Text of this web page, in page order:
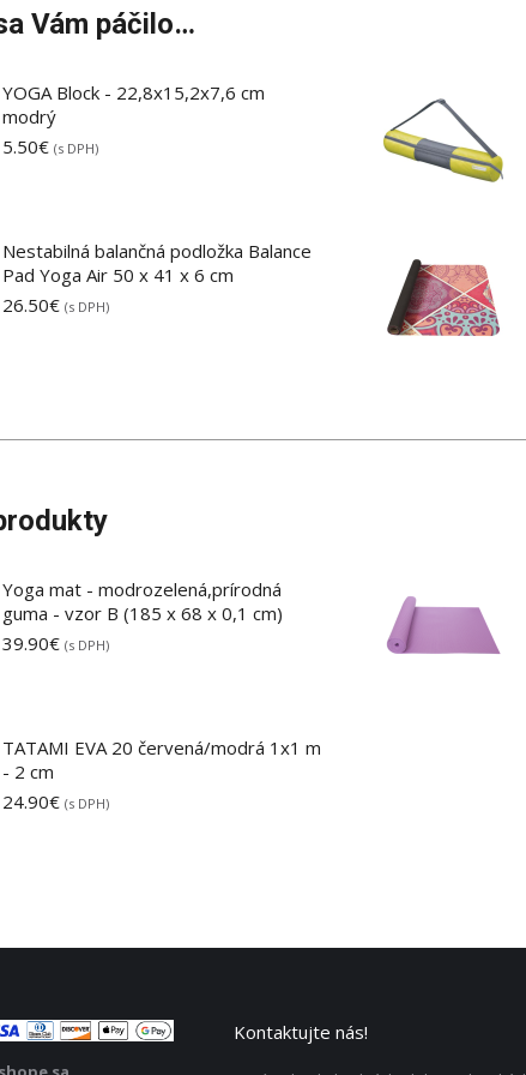
Vám páčilo…
YOGA Block - 22,8x15,2x7,6 cm
modrý
5.50€ (s DPH)
Nestabilná balančná podložka Balance
Pad Yoga Air 50 x 41 x 6 cm
26.50€ (s DPH)
Yoga mat - modrozelená,prírodná
guma - vzor B (185 x 68 x 0,1 cm)
39.90€ (s DPH)
TATAMI EVA 20 červená/modrá 1x1 m
- 2 cm
24.90€ (s DPH)
Kontaktujte nás!